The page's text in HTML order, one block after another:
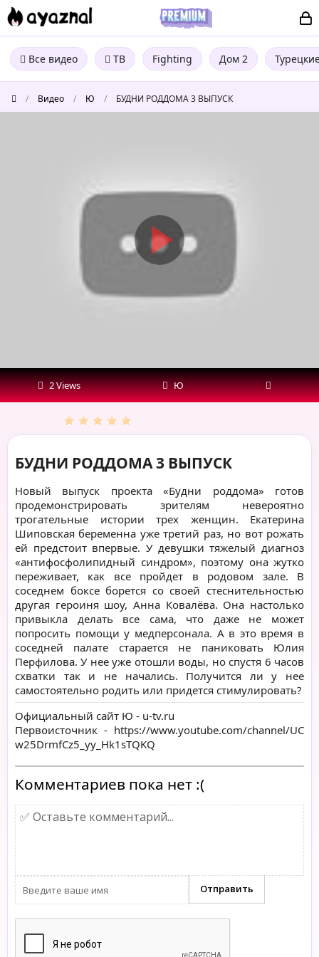
Все видео ТВ Fighting Дом 2
/ Видео / Ю / БУДНИ РОДДОМА 3 ВЫПУСК
2 Views Ю
БУДНИ РОДДОМА 3 ВЫПУСК
Новый выпуск проекта «Будни роддома» готов
продемонстрировать зрителям невероятно
трогательные истории трех женщин. Екатерина
Шиповская беременна уже третий раз, но вот рожать
ей предстоит впервые. У девушки тяжелый диагноз
«антифосфолипидный синдром», поэтому она жутко
переживает, как все пройдет в родовом зале. В
соседнем боксе борется со своей стеснительностью
другая героиня шоу, Анна Ковалёва. Она настолько
привыкла делать все сама, что даже не может
попросить помощи у медперсонала. А в это время в
соседней палате старается не паниковать Юлия
Перфилова. У нее уже отошли воды, но спустя 6 часов
схватки так и не начались. Получится ли у нее
самостоятельно родить или придется стимулировать?
Официальный сайт Ю - u-tv.ru
Первоисточник - https://www.youtube.com/channel/UC
w25DrmfCz5_yy_Hk1sTQKQ
Комментариев пока нет :(